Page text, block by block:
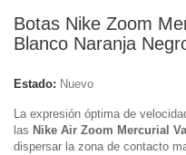
Botas Nike Zoom
Blanco Naranja
Estado: Nuevo
La expresión óptima de
las Nike Air Zoom Mercurial
dispersar la zona de contacto